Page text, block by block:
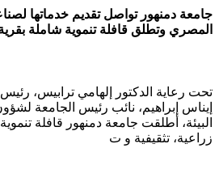
جامعة دمنهور تواصل تقديم خدماتها
المصري وتطلق قافلة تنموية شاملة
تحت رعاية الدكتور إلهامي ترابيس،
إيناس إبراهيم، نائب رئيس الجامعة
البيئة، أطلقت جامعة دمنهور قافلة
زراعية، تثقيفية و ت